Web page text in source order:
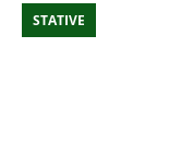
STATIVE